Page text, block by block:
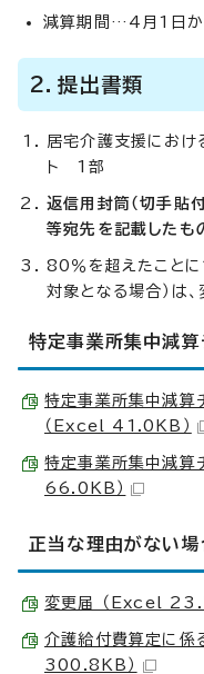
減算期間…4月1日
2．提出書類
居宅介護支援におけ
ト 1部
返信用封筒（切手貼
等宛先を記載したも
80％を超えたことに
対象となる場合）は、
特定事業所集中減算
特定事業所集中減算
（Excel 41.0KB）
特定事業所集中減算
66.0KB）
正当な理由がない場
変更届 （Excel
介護給付費算定に係
300.8KB）